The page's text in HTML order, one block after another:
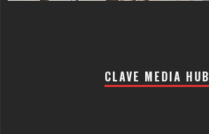
CLAVE MEDIA HUB